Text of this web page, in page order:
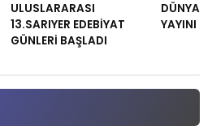
ULUSLARARASI
13.SARIYER EDEBİYAT
GÜNLERİ BAŞLADI
DÜNYA
YAYINI